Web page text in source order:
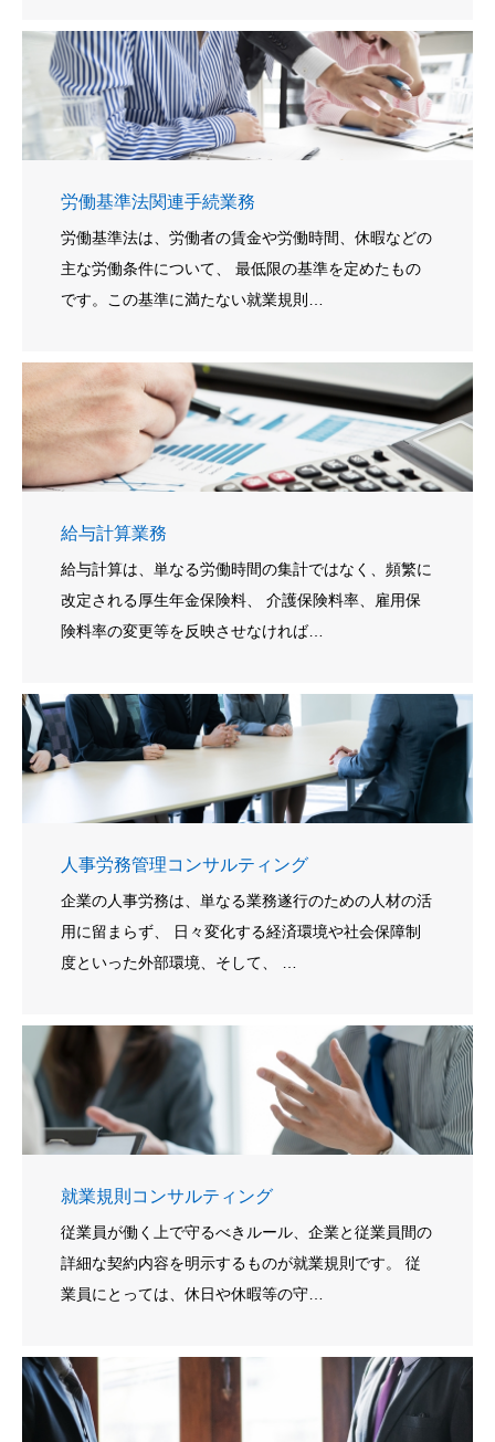
労働基準法関連手続業務
労働基準法は、労働者の賃金や労働時間、休暇などの
主な労働条件について、 最低限の基準を定めたもの
です。この基準に満たない就業規則…
給与計算業務
給与計算は、単なる労働時間の集計ではなく、頻繁に
改定される厚生年金保険料、 介護保険料率、雇用保
険料率の変更等を反映させなければ…
人事労務管理コンサルティング
企業の人事労務は、単なる業務遂行のための人材の活
用に留まらず、 日々変化する経済環境や社会保障制
度といった外部環境、そして、 …
就業規則コンサルティング
従業員が働く上で守るべきルール、企業と従業員間の
詳細な契約内容を明示するものが就業規則です。 従
業員にとっては、休日や休暇等の守…